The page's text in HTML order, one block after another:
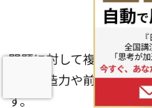
問題に対して複数の解決
き、創造力や前向きな
す。